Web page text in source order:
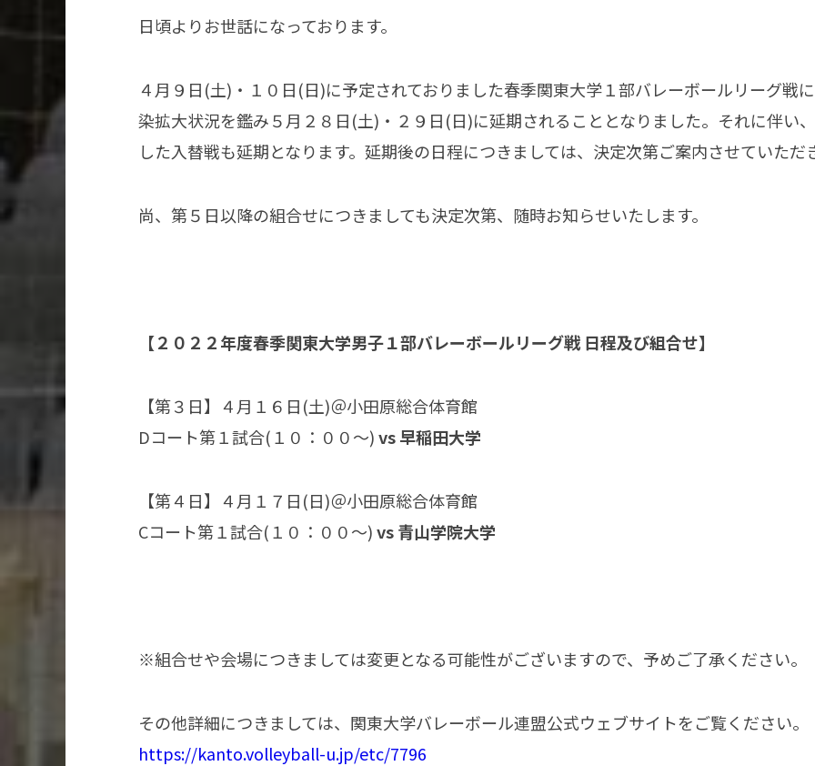
日頃よりお世話になっております。
４月９日(土)・１０日(日)に予定されておりました春季関東大学１部バレーボールリーグ戦
染拡大状況を鑑み５月２８日(土)・２９日(日)に延期されることとなりました。それに伴い
した入替戦も延期となります。延期後の日程につきましては、決定次第ご案内させていただ
尚、第５日以降の組合せにつきましても決定次第、随時お知らせいたします。
【２０２２年度春季関東大学男子１部バレーボールリーグ戦 日程及び組合せ】
【第３日】４月１６日(土)＠小田原総合体育館
Dコート第１試合(１０：００〜)vs 早稲田大学
【第４日】４月１７日(日)＠小田原総合体育館
Cコート第１試合(１０：００〜)vs 青山学院大学
※組合せや会場につきましては変更となる可能性がございますので、予めご了承ください。
その他詳細につきましては、関東大学バレーボール連盟公式ウェブサイトをご覧ください。
https://kanto.volleyball-u.jp/etc/7796